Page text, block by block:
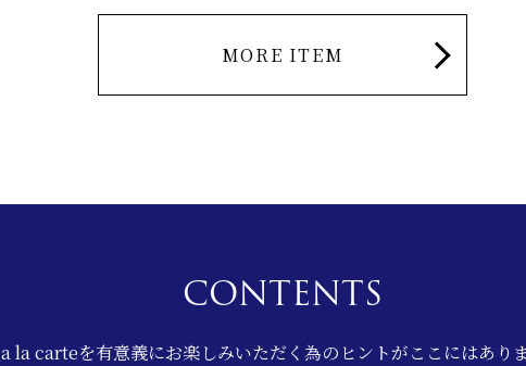
MORE ITEM
CONTENTS
a la carteを有意義にお楽しみいただく為のヒントがここにはあり